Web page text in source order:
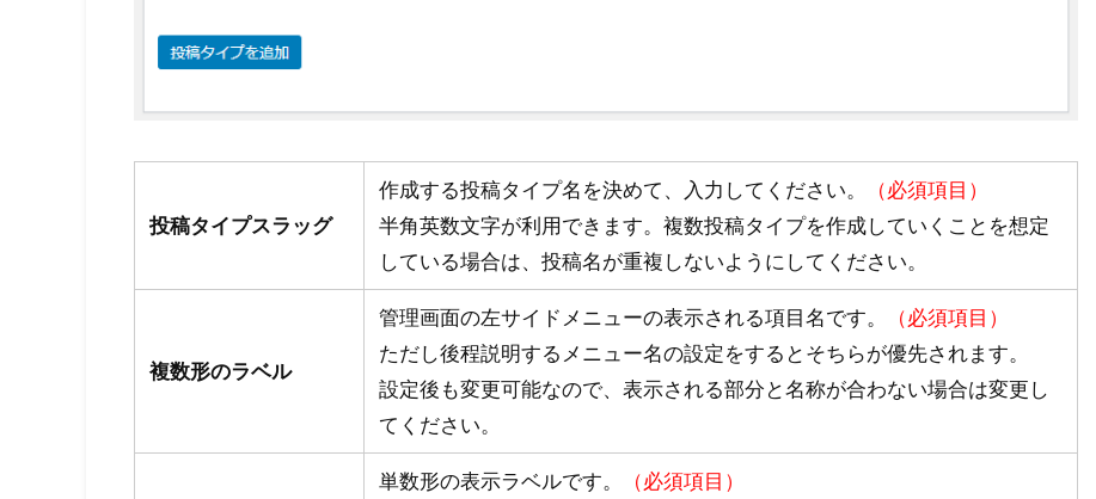
投稿タイプスラッグ
作成する投稿タイプ名を決めて、入力してください。
（必須項目）
半角英数文字が利用できます。複数投稿タイプを作成していくことを想定
している場合は、投稿名が重複しないようにしてください。
複数形のラベル
管理画面の左サイドメニューの表示される項目名です。
（必須項目）
ただし後程説明するメニュー名の設定をするとそちらが優先されます。
設定後も変更可能なので、表示される部分と名称が合わない場合は変更し
てください。
単数形の表示ラベルです。
（必須項目）